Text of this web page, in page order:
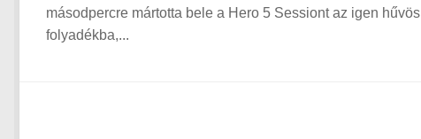
másodpercre mártotta bele a Hero 5 Sessiont az igen hűvös
folyadékba,...